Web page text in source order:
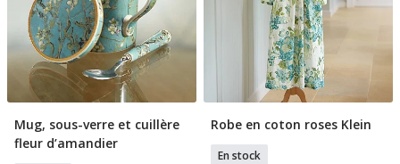
Ajouter Au Panier
Mug, sous-verre et cuillère
fleur d’amandier
Sélectionner Tailles
Robe en coton roses Klein
En stock